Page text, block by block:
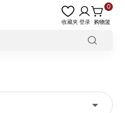
收藏夹登录 购物篮
0
